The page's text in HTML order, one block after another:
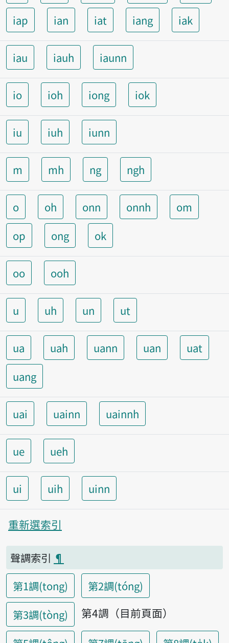
iap
ian iat iang iak
iau iauh iaunn
io ioh iong iok
iu iuh iunn
m mh ng ngh
o oh onn onnh
om
op
ong ok
oo ooh
u uh un ut
ua uah uann uan
uat
uang
uai uainn uainnh
ue ueh
ui uih uinn
重新選索引
聲調索引 ¶
第1調(tong)
第2調(tóng)
第3調(tòng)
第4調（目前頁面）